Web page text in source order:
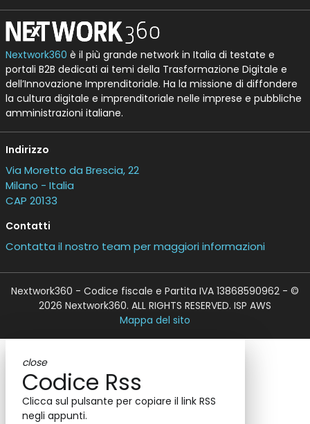
Nextwork360 è il più grande network in Italia di testate e
portali B2B dedicati ai temi della Trasformazione Digitale e
dell’Innovazione Imprenditoriale. Ha la missione di diffondere
la cultura digitale e imprenditoriale nelle imprese e pubbliche
amministrazioni italiane.
Indirizzo
Via Moretto da Brescia, 22
Milano - Italia
CAP 20133
Contatti
Contatta il nostro team per maggiori informazioni
Nextwork360 - Codice fiscale e Partita IVA 13868590962 - ©
2026 Nextwork360. ALL RIGHTS RESERVED. ISP AWS
Mappa del sito
close
Codice Rss
Clicca sul pulsante per copiare il link RSS
negli appunti.